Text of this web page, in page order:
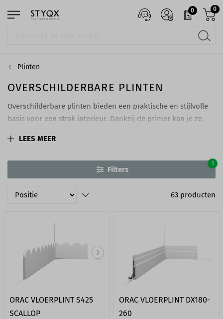
0 0
Plinten
OVERSCHILDERBARE PLINTEN
Overschilderbare plinten bieden een praktische en stijlvolle
basis voor een strak interieur. Dankzij de primer kan je ze
aansluiten bij wand, vloer en interieur en zorgen voor een
LEES MEER
Filters
1
63 producten
ORAC VLOERPLINT S425
SCALLOP
ORAC VLOERPLINT DX180-
260